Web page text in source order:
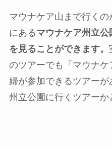
マウナケア山まで行く
にあるマウナケア州立公
を見ることができます。
のツアーでも「マウナ
婦が参加できるツアー
州立公園に行くツアーか